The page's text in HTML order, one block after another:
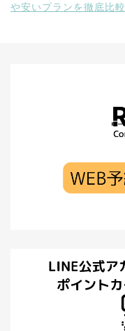
や安いプランを徹底比較